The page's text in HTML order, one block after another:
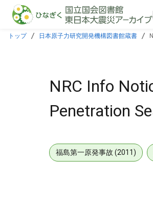
本文に飛ぶ
トップ 日本原子力研究開発機構図書館蔵書
NRC Info
Penetration
福島第一原発事故 (2011)